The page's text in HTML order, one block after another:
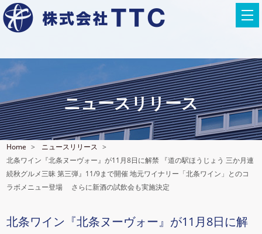
ニュースリリース
Home
ニュースリリース
北条ワイン『北条ヌーヴォー』が11月8日に解禁 『道の駅ほうじょう 三か月連
続秋グルメ三昧 第三弾』11/9まで開催 地元ワイナリー「北条ワイン」とのコ
ラボメニュー登場 さらに新酒の試飲会も実施決定
北条ワイン『北条ヌーヴォー』が11月8日に解